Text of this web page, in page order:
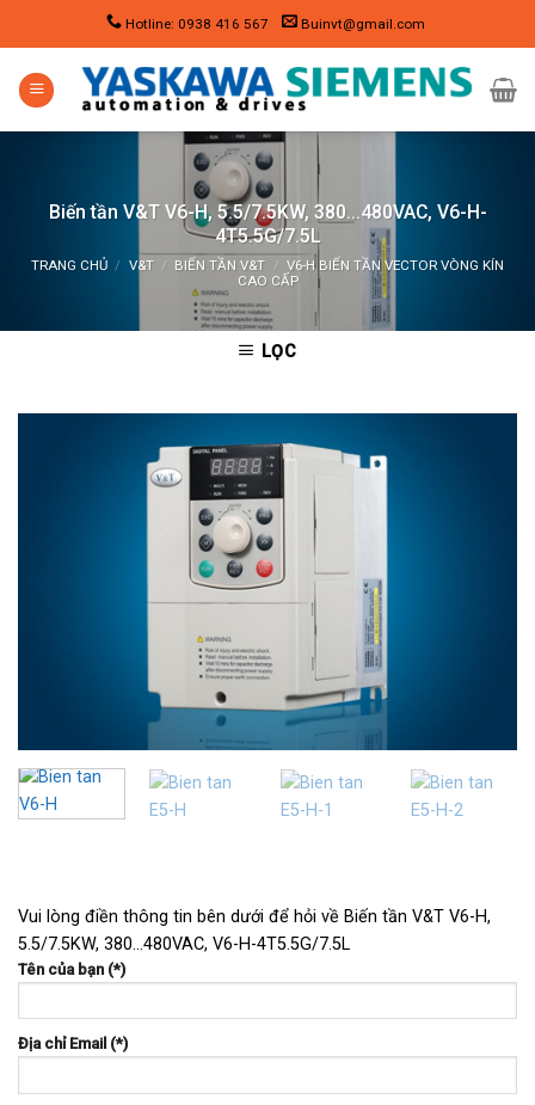
content
Hotline: 0938 416 567 Buinvt@gmail.com
Biến tần V&T V6-H, 5.5/7.5KW, 380…480VAC, V6-H-
4T5.5G/7.5L
TRANG CHỦ / V&T / BIẾN TẦN V&T / V6-H BIẾN TẦN VECTOR VÒNG KÍN
CAO CẤP
LỌC
Vui lòng điền thông tin bên dưới để hỏi về Biến tần V&T V6-H,
5.5/7.5KW, 380…480VAC, V6-H-4T5.5G/7.5L
Tên của bạn (*)
Địa chỉ Email (*)